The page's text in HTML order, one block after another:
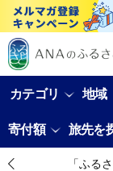
カテゴリ 地域
寄付額 旅先を
「ふる